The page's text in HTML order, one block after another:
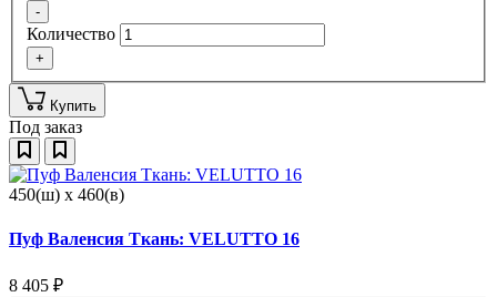
-
Количество
+
Купить
Под заказ
450(ш) x 460(в)
Пуф Валенсия Ткань: VELUTTO 16
8 405 ₽